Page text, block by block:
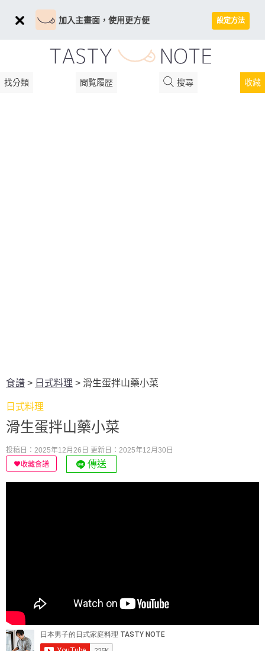
加入主畫面，使用更方便 設定方法
找分類 閲覧履歴 搜尋 收藏
食譜 > 日式料理 > 滑生蛋拌山藥小菜
日式料理
滑生蛋拌山藥小菜
投稿日：2025年12月26日 更新日：2025年12月30日
收藏食譜
傳送